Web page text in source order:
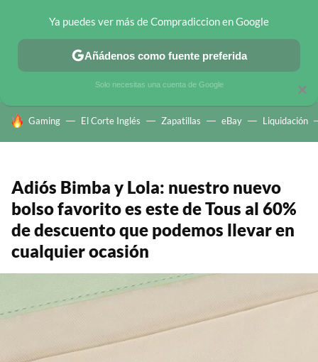
CHOLLOS TELEGRAM OFERTAS EN MÓVILES OFERTAS EN
HOY SE HABLA DE
Gaming El Corte Inglés Zapatillas eBay Liquidación
Adiós Bimba y Lola: nuestro nuevo
bolso favorito es este de Tous al 60%
de descuento que podemos llevar en
cualquier ocasión
×
Ya puedes ver más de Compradiccion en Google
Añádenos como fuente preferida
Solo necesitas una cuenta de Google